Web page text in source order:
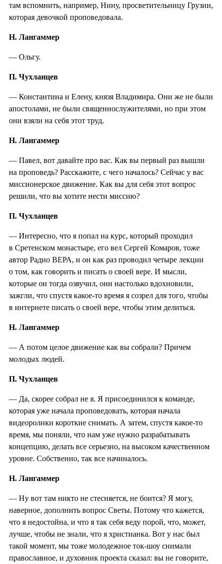
там вспомнить, например, Нину, просветительницу Грузии,
которая девочкой проповедовала.
Н. Лангаммер
— Ольгу.
П. Чухланцев
— Константина и Елену, князя Владимира. Они же не были
апостолами, не были священнослужителями, но при этом
они взяли на себя этот труд.
Н. Лангаммер
— Павел, вот давайте про вас. Как вы первый раз вышли
на проповедь? Расскажите, с чего началось? Сейчас у вас
миссионерское движение. Как вы для себя этот вопрос
решили, что вы хотите нести миссию?
П. Чухланцев
— Интересно, что я попал на курс, который проходил
в Сретенском монастыре, его вел Сергей Комаров, тоже
автор Радио ВЕРА, и он как раз проводил четыре лекции
о том, как говорить и писать о своей вере. И мысли,
которые он тогда озвучил, они настолько вдохновили,
зажгли, что спустя какое-то время я созрел для того, чтобы
в интернете писать о своей вере, чтобы этим делиться.
Н. Лангаммер
— А потом целое движение как вы собрали? Причем
молодых людей.
П. Чухланцев
— Да, скорее собрал не я. Я присоединился к команде,
которая уже начала проповедовать, которая начала
видеоролики короткие снимать. А затем, спустя какое-то
время, мы поняли, что нам уже нужно разрабатывать
концепцию, делать все серьезно, на высоком качественном
уровне. Собственно, так все начиналось.
Н. Лангаммер
— Ну вот там никто не стесняется, не боится? Я могу,
наверное, дополнить вопрос Светы. Потому что кажется,
что я недостойна, и что я так себя веду порой, что, может,
лучше, чтобы не знали, что я христианка. Вот у нас был
такой момент, мы тоже молодежное ток-шоу снимали
православное, и духовник проекта сказал: вы не говорите,